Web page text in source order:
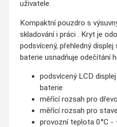
uživatele.
Kompaktní pouzdro s
skladování i práci . Kryt je
podsvícený, přehledný
baterie usnadňuje odečítání
podsvícený LCD
baterie
měřící rozsah pro
měřící rozsah pro
provozní teplota 0°C -